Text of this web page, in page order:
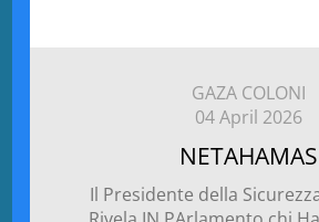
GAZA COLONI
04 April 2026
NETAHAMAS
Il Presidente della